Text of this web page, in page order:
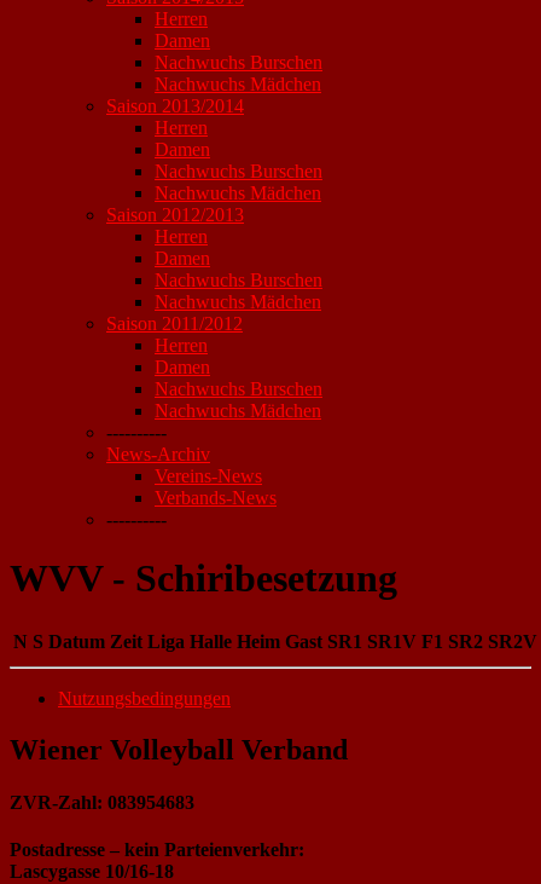
Herren
Damen
Nachwuchs Burschen
Nachwuchs Mädchen
Saison 2013/2014
Herren
Damen
Nachwuchs Burschen
Nachwuchs Mädchen
Saison 2012/2013
Herren
Damen
Nachwuchs Burschen
Nachwuchs Mädchen
Saison 2011/2012
Herren
Damen
Nachwuchs Burschen
Nachwuchs Mädchen
----------
News-Archiv
Vereins-News
Verbands-News
----------
WVV - Schiribesetzung
N S Datum Zeit Liga Halle Heim Gast SR1 SR1V F1 SR2 SR2V
Nutzungsbedingungen
Wiener Volleyball Verband
ZVR-Zahl: 083954683
Postadresse – kein Parteienverkehr:
Lascygasse 10/16-18